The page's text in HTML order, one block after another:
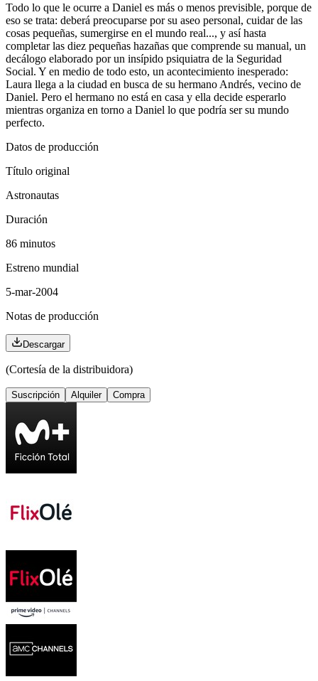
Todo lo que le ocurre a Daniel es más o menos previsible, porque de
eso se trata: deberá preocuparse por su aseo personal, cuidar de las
cosas pequeñas, sumergirse en el mundo real..., y así hasta
completar las diez pequeñas hazañas que comprende su manual, un
decálogo elaborado por un insípido psiquiatra de la Seguridad
Social. Y en medio de todo esto, un acontecimiento inesperado:
Laura llega a la ciudad en busca de su hermano Andrés, vecino de
Daniel. Pero el hermano no está en casa y ella decide esperarlo
mientras organiza en torno a Daniel lo que podría ser su mundo
perfecto.
Datos de producción
Título original
Astronautas
Duración
86 minutos
Estreno mundial
5-mar-2004
Notas de producción
Descargar
(Cortesía de la distribuidora)
Suscripción Alquiler Compra